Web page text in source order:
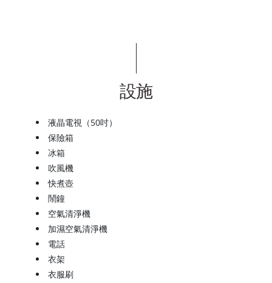
設施
液晶電視（50吋）
保險箱
冰箱
吹風機
快煮壺
鬧鐘
空氣清淨機
加濕空氣清淨機
電話
衣架
衣服刷